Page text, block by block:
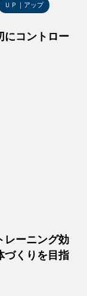
ＵＰ｜アップ
にコントロー
レーニング効
づくりを目指